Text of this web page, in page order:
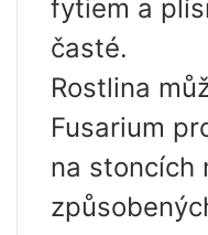
fytiem a
časté.
Rostlina
Fusarium
na stoncích